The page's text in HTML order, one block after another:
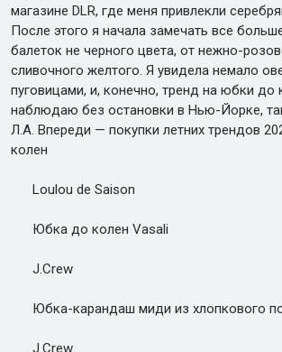
магазине DLR, где меня привлекли
После этого я начала замечать все
балеток не черного цвета, от нежно-
сливочного желтого. Я увидела немало
пуговицами, и, конечно, тренд на юбки до
наблюдаю без остановки в Нью-Йорке,
Л.А. Впереди — покупки летних трендов
колен
Loulou de Saison
Юбка до колен Vasali
J.Crew
Юбка-карандаш миди из хлопкового
J.Crew